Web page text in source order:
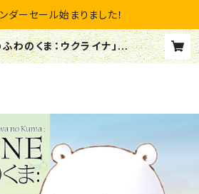
ダーセール始まりました！
わのくま：ウクライナ」 |
わふわショップ